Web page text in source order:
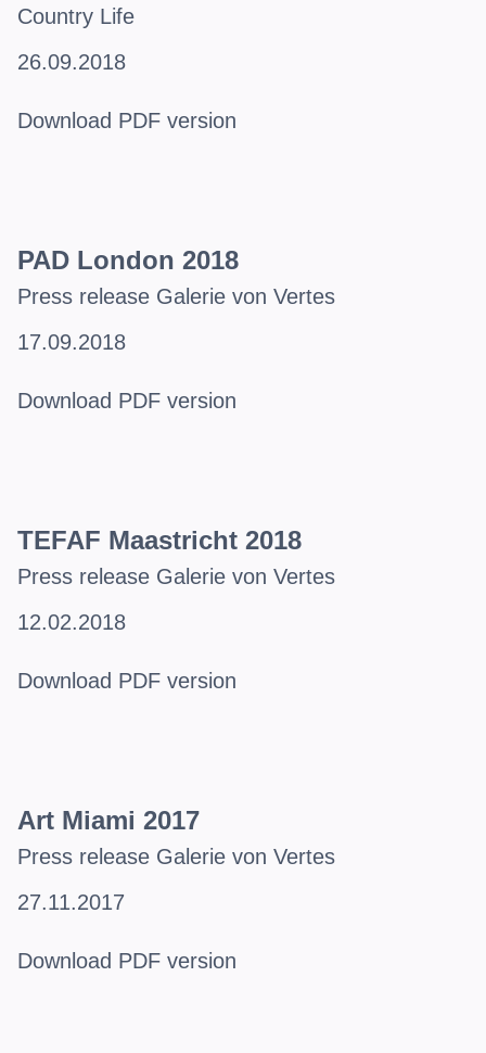
Country Life
26.09.2018
Download PDF version
PAD London 2018
Press release Galerie von Vertes
17.09.2018
Download PDF version
TEFAF Maastricht 2018
Press release Galerie von Vertes
12.02.2018
Download PDF version
Art Miami 2017
Press release Galerie von Vertes
27.11.2017
Download PDF version